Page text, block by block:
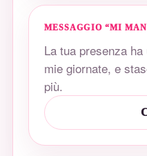
MESSAGGIO “MI
La tua presenza
mie giornate, e
più.